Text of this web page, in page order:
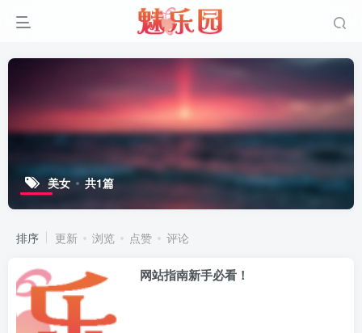
美女 共1篇
排序 更新 浏览 点赞 评论
网站指南新手必看！